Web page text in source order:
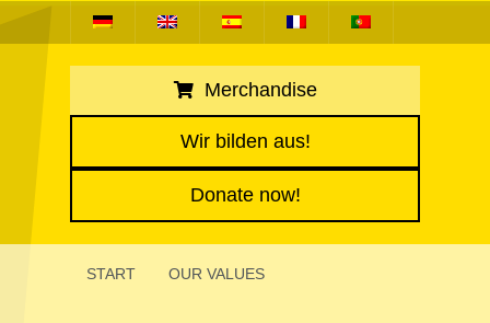
Merchandise
Wir bilden aus!
Donate now!
START OUR VALUES